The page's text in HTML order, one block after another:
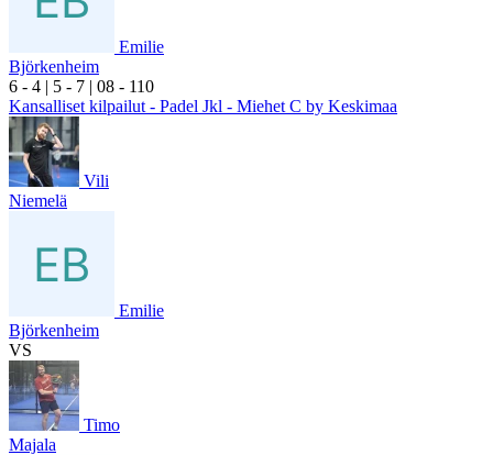
Emilie
Björkenheim
6 - 4 | 5 - 7 | 08 - 110
Kansalliset kilpailut - Padel Jkl - Miehet C by Keskimaa
Vili
Niemelä
Emilie
Björkenheim
VS
Timo
Majala